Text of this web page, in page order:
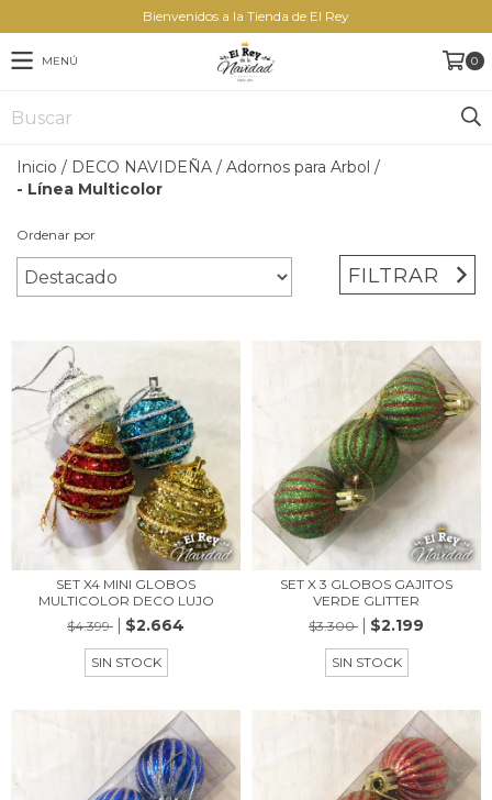
Bienvenidos a la Tienda de El Rey
MENÚ 0
Inicio / DECO NAVIDEÑA / Adornos para Arbol /
- Línea Multicolor
Ordenar por
FILTRAR
SET X4 MINI GLOBOS
MULTICOLOR DECO LUJO
$4.399
$2.664
SIN STOCK
SET X 3 GLOBOS GAJITOS
VERDE GLITTER
$3.300
$2.199
SIN STOCK